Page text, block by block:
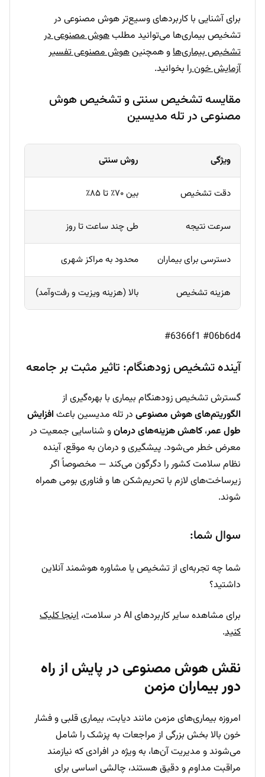
برای آشنایی با کاربردهای وسیع‌تر هوش مصنوعی در
تشخیص بیماری‌ها می‌توانید مطلبهوش مصنوعی در
تشخیص بیماری‌هاو همچنینهوش مصنوعی تفسیر
آزمایش خونرا بخوانید.
مقایسه تشخیص سنتی و تشخیص هوش
مصنوعی در تله مدیسین
ویژگی روش سنتی
دقت تشخیص بین ۷۰٪ تا ۸۵٪
سرعت نتیجه طی چند ساعت تا روز
دسترسی برای بیماران محدود به مراکز شهری
هزینه تشخیص بالا (هزینه ویزیت و رفت‌وآمد)
#6366f1 #06b6d4
آینده تشخیص زودهنگام: تاثیر مثبت بر جامعه
گسترش تشخیص زودهنگام بیماری با بهره‌گیری از
الگوریتم‌های هوش مصنوعی در تله مدیسین باعث افزایش
طول عمر، کاهش هزینه‌های درمانو شناسایی جمعیت در
معرض خطر می‌شود. پیشگیری و درمان به موقع، آینده
نظام سلامت کشور را دگرگون می‌کند — مخصوصاً اگر
زیرساخت‌های لازم با تحریم‌شکن ‌ها و فناوری بومی همراه
شوند.
سوال شما:
شما چه تجربه‌ای از تشخیص یا مشاوره هوشمند آنلاین
داشتید؟
برای مشاهده سایر کاربردهای AI در سلامت،
اینجا کلیک
کنید.
نقش هوش مصنوعی در پایش از راه
دور بیماران مزمن
امروزه بیماری‌های مزمن مانند دیابت، بیماری قلبی و فشار
خون بالا بخش بزرگی از مراجعات به پزشک را شامل
می‌شوند و مدیریت آن‌ها، به ویژه در افرادی که نیازمند
مراقبت مداوم و دقیق هستند، چالشی اساسی برای